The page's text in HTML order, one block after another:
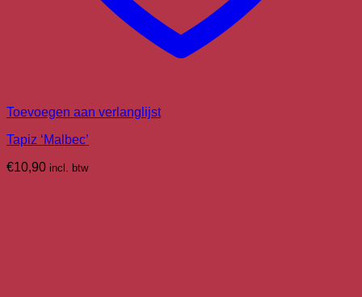
Toevoegen aan verlanglijst
Tapiz ‘Malbec’
€10,90 incl. btw